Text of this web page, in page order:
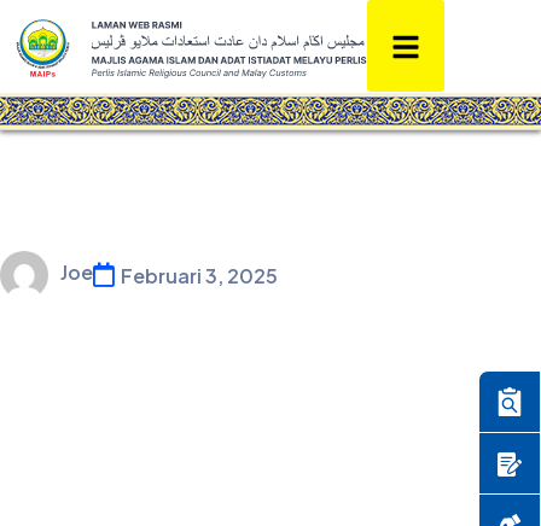
Joe Februari 3, 2025